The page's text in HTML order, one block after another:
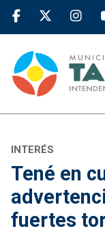
INTERÉS
Tené en
fuertes